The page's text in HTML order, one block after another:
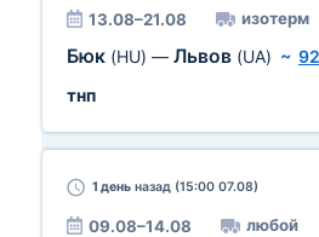
13.08–21.08 изотерм
Бюк (HU) — Львов (UA) ~
тнп
1 день назад (15:00 07.08)
09.08–14.08 любой